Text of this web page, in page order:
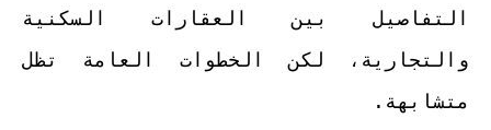
التفاصيل بين العقارات السكنية
والتجارية، لكن الخطوات العامة تظل
متشابهة.